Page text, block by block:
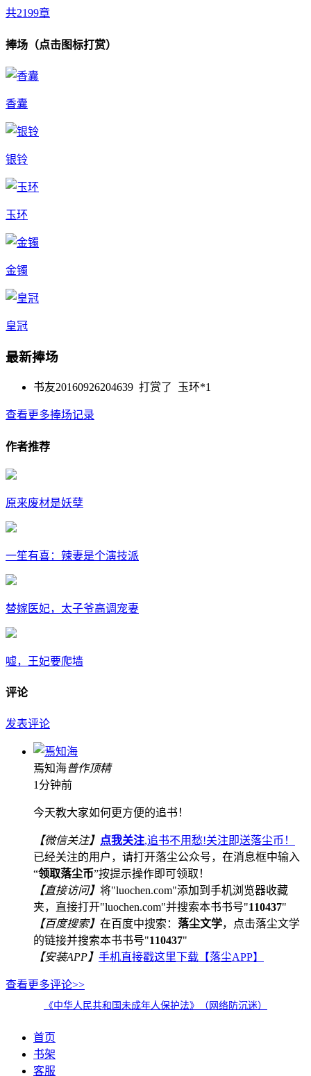
共2199章
捧场（点击图标打赏）
香囊
银铃
玉环
金镯
皇冠
最新捧场
书友20160926204639 打赏了 玉环*1
查看更多捧场记录
作者推荐
原来废材是妖孽
一笙有喜：辣妻是个演技派
替嫁医妃，太子爷高调宠妻
嘘，王妃要爬墙
评论
发表评论
焉知海普作顶精
1分钟前
今天教大家如何更方便的追书！
【微信关注】 点我关注,追书不用愁!关注即送落尘币！
已经关注的用户，请打开落尘公众号，在消息框中输入
“领取落尘币”按提示操作即可领取！
【直接访问】 将"luochen.com"添加到手机浏览器收藏
夹，直接打开"luochen.com"并搜索本书书号"110437"
【百度搜索】 在百度中搜索： 落尘文学，点击落尘文学
的链接并搜索本书书号"110437"
【安装APP】 手机直接戳这里下载【落尘APP】
查看更多评论>>
《中华人民共和国未成年人保护法》（网络防沉迷）
首页
书架
客服